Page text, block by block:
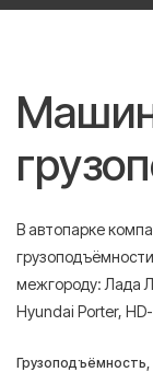
В автопарке
межгороду: Лада
Hyundai Porter,
Грузоподъёмность,